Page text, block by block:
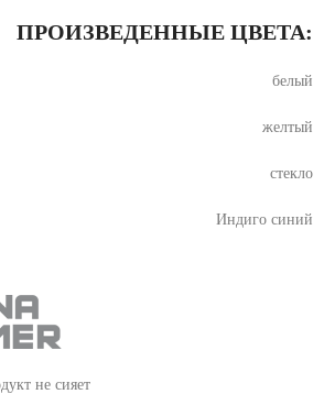
ПРОИЗВЕДЕННЫЕ ЦВЕТА:
белый
желтый
стекло
Индиго синий
не сияет